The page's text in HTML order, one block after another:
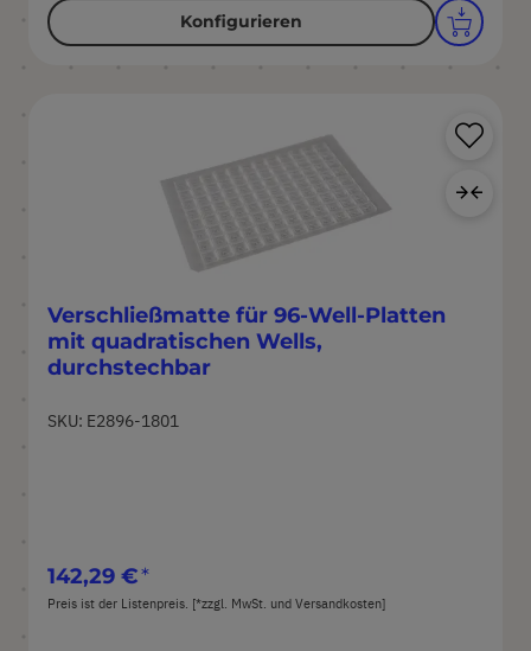
Konfigurieren
Verschließmatte für 96-Well-Platten
mit quadratischen Wells,
durchstechbar
SKU: E2896-1801
142,29 €
Preis ist der Listenpreis. [*zzgl. MwSt. und Versandkosten]